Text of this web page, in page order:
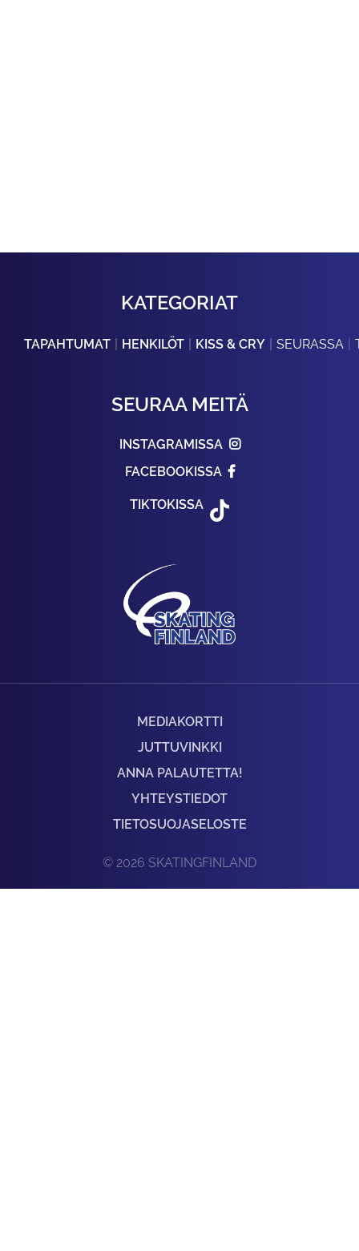
KATEGORIAT
TAPAHTUMAT HENKILÖT KISS & CRY SEURASSA
SEURAA MEITÄ
INSTAGRAMISSA
FACEBOOKISSA
TIKTOKISSA
MEDIAKORTTI
JUTTUVINKKI
ANNA PALAUTETTA!
YHTEYSTIEDOT
TIETOSUOJASELOSTE
© 2026 SKATINGFINLAND